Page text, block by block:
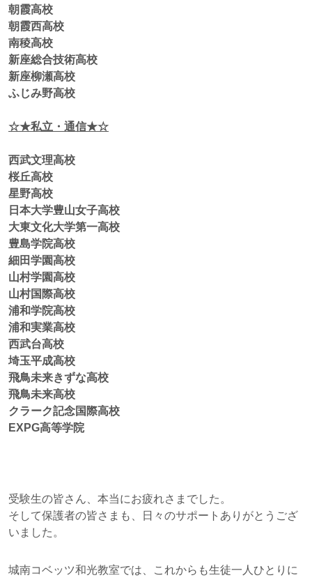
朝霞高校
朝霞西高校
南稜高校
新座総合技術高校
新座柳瀬高校
ふじみ野高校
☆★私立・通信★☆
西武文理高校
桜丘高校
星野高校
日本大学豊山女子高校
大東文化大学第一高校
豊島学院高校
細田学園高校
山村学園高校
山村国際高校
浦和学院高校
浦和実業高校
西武台高校
埼玉平成高校
飛鳥未来きずな高校
飛鳥未来高校
クラーク記念国際高校
EXPG高等学院
受験生の皆さん、本当にお疲れさまでした。
そして保護者の皆さまも、日々のサポートありがとうござ
いました。
城南コベッツ和光教室では、これからも生徒一人ひとりに